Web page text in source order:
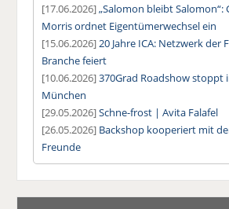
[17.06.2026]„Salomon bleibt Salomon“:
Morris ordnet Eigentümerwechsel ein
[15.06.2026]20 Jahre ICA: Netzwerk der
Branche feiert
[10.06.2026]370Grad Roadshow stoppt
München
[29.05.2026]Schne-frost | Avita Falafel
[26.05.2026] Backshop kooperiert mit
Freunde